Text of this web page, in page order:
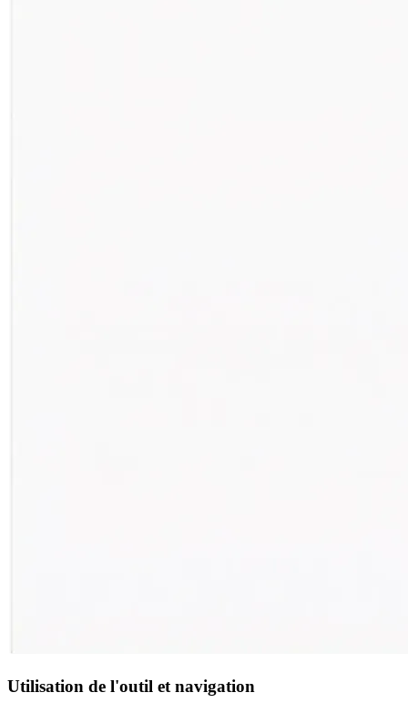
Utilisation de l'outil et navigation